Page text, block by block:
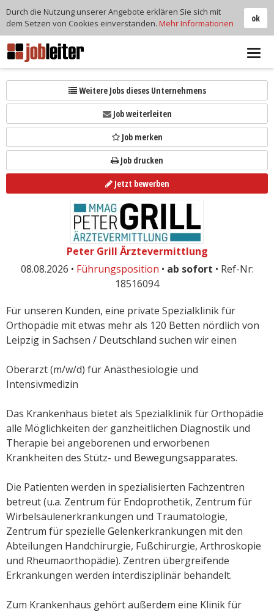
Weitere Jobs dieses Unternehmens
Job weiterleiten
Job merken
Job drucken
Jetzt bewerben
Peter Grill Ärztevermittlung
08.08.2026 • Führungsposition • ab sofort • Ref-Nr:
18516094
Für unseren Kunden, eine private Spezialklinik für
Orthopädie mit etwas mehr als 120 Betten nördlich von
Leipzig in Sachsen / Deutschland suchen wir einen
Oberarzt (m/w/d) für Anästhesiologie und
Intensivmedizin
Das Krankenhaus bietet als Spezialklinik für Orthopädie
alle Möglichkeiten der ganzheitlichen Diagnostik und
Therapie bei angeborenen und erworbenen
Krankheiten des Stütz- und Bewegungsapparates.
Die Patienten werden in spezialisierten Fachzentren
betreut (u.a. Zentrum für Endoprothetik, Zentrum für
Wirbelsäulenerkrankungen und Traumatologie,
Zentrum für spezielle Gelenkerkrankungen mit den
Abteilungen Handchirurgie, Fußchirurgie, Arthroskopie
und Rheumaorthopädie). Zentren übergreifende
Erkrankungen werden interdisziplinär behandelt.
Zum Krankenhaus gehört außerdem eine Klinik für
ok
Durch die Nutzung unserer Angebote erklären Sie sich mit
dem Setzen von Cookies einverstanden. Mehr Informationen